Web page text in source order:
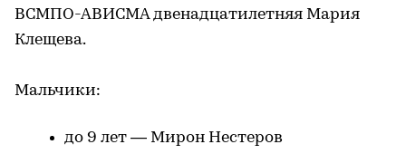
ВСМПО-АВИСМА двенадцатилетняя Мария
Клещева.
Мальчики:
до 9 лет — Мирон Нестеров